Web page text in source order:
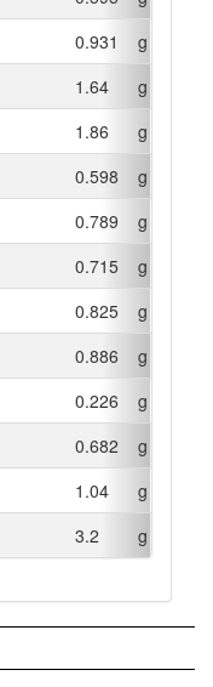
0.931
g
1.64
g
1.86
g
0.598
g
0.789
g
0.715
g
0.825
g
0.886
g
0.226
g
0.682
g
1.04
g
3.2 g